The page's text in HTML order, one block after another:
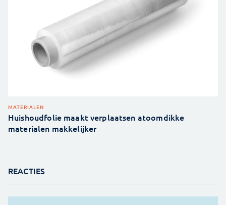
MATERIALEN
Huishoudfolie maakt verplaatsen atoomdikke
materialen makkelijker
REACTIES